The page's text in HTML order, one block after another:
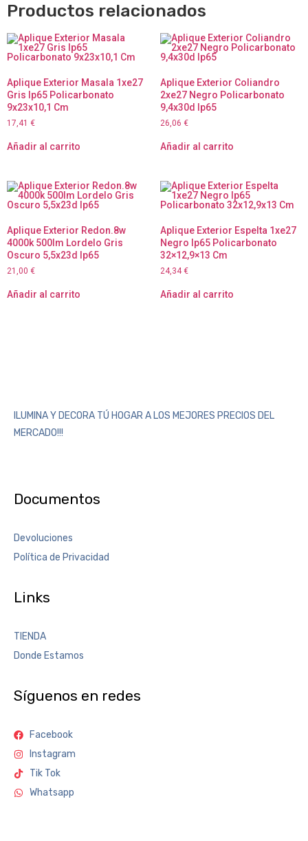
Productos relacionados
Aplique Exterior Masala 1xe27
Gris Ip65 Policarbonato
9x23x10,1 Cm
17,41 €
Añadir al carrito
Aplique Exterior Coliandro
2xe27 Negro Policarbonato
9,4x30d Ip65
26,06 €
Añadir al carrito
Aplique Exterior Redon.8w
4000k 500lm Lordelo Gris
Oscuro 5,5x23d Ip65
21,00 €
Añadir al carrito
Aplique Exterior Espelta 1xe27
Negro Ip65 Policarbonato
32×12,9×13 Cm
24,34€
Añadir al carrito
ILUMINA Y DECORA TÚ HOGAR A LOS MEJORES PRECIOS DEL
MERCADO!!!
Documentos
Devoluciones
Política de Privacidad
Links
TIENDA
Donde Estamos
Síguenos en redes
Facebook
Instagram
Tik Tok
Whatsapp